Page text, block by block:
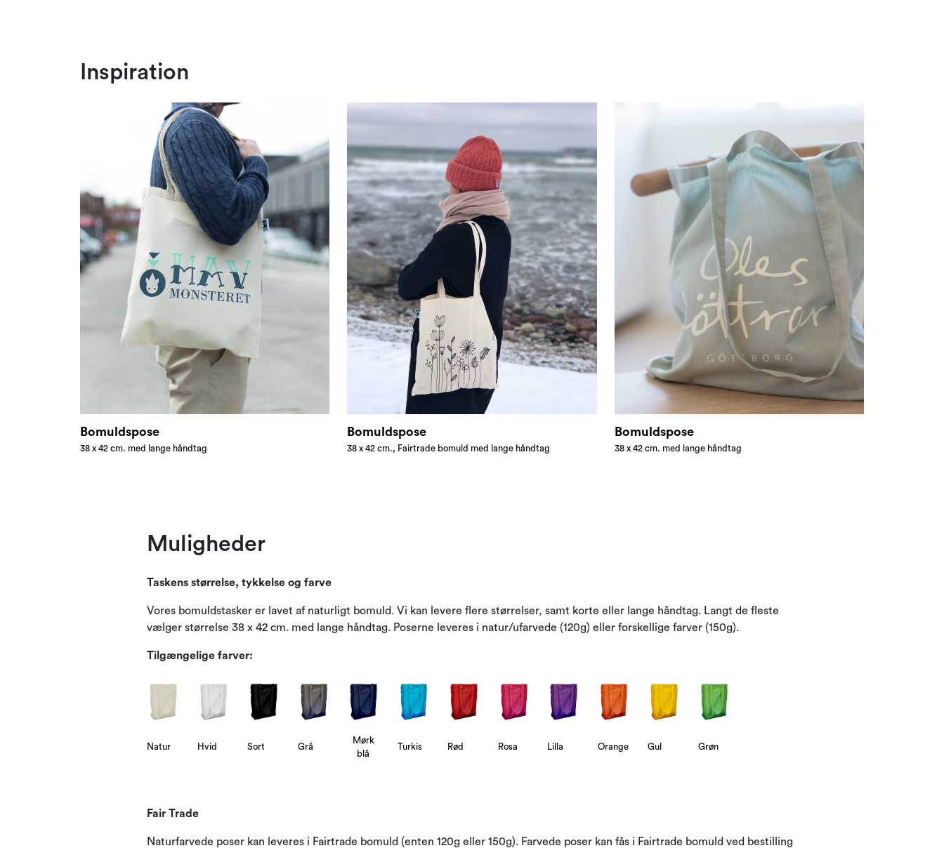
Inspiration
Bomuldspose
38 x 42 cm. med lange håndtag
Bomuldspose
38 x 42 cm., Fairtrade bomuld med lange håndtag
Bomuldspose
38 x 42 cm. med lange håndtag
Muligheder
Taskens størrelse, tykkelse og farve
Vores bomuldstasker er lavet af naturligt bomuld. Vi kan levere flere størrelser, samt korte eller lange håndtag. Langt de fleste
vælger størrelse 38 x 42 cm. med lange håndtag. Poserne leveres i natur/ufarvede (120g) eller forskellige farver (150g).
Tilgængelige farver:
Natur Hvid Sort Grå
Mørk
blå
Turkis Rød Rosa Lilla Orange Gul Grøn
Fair Trade
Naturfarvede poser kan leveres i Fairtrade bomuld (enten 120g eller 150g). Farvede poser kan fås i Fairtrade bomuld ved bestilling